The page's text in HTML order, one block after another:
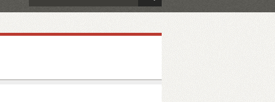
検索